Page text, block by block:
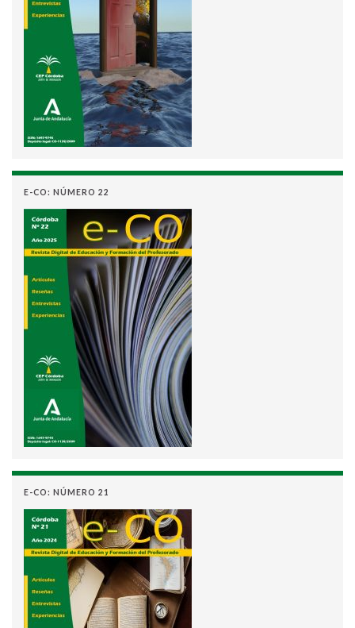
E-CO: NÚMERO 22
E-CO: NÚMERO 21